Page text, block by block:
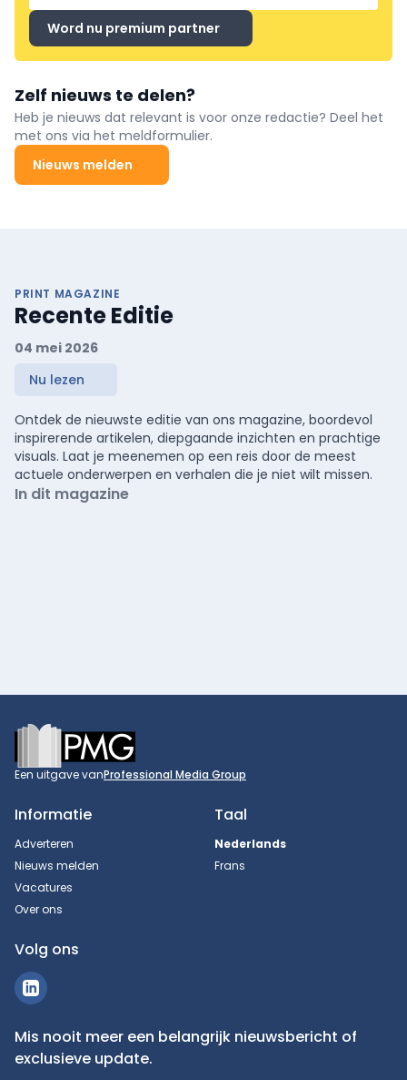
Word nu premium partner
Zelf nieuws te delen?
Heb je nieuws dat relevant is voor onze redactie? Deel het
met ons via het meldformulier.
Nieuws melden
PRINT MAGAZINE
Recente Editie
04 mei 2026
Nu lezen
Ontdek de nieuwste editie van ons magazine, boordevol
inspirerende artikelen, diepgaande inzichten en prachtige
visuals. Laat je meenemen op een reis door de meest
actuele onderwerpen en verhalen die je niet wilt missen.
In dit magazine
Footer
Een uitgave vanProfessional Media Group
Informatie
Adverteren
Nieuws melden
Vacatures
Over ons
Taal
Nederlands
Frans
Volg ons
Mis nooit meer een belangrijk nieuwsbericht of
exclusieve update.